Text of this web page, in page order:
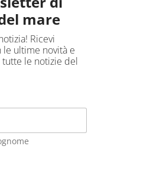
mare
Ricevi
le ultime novità e
le notizie del